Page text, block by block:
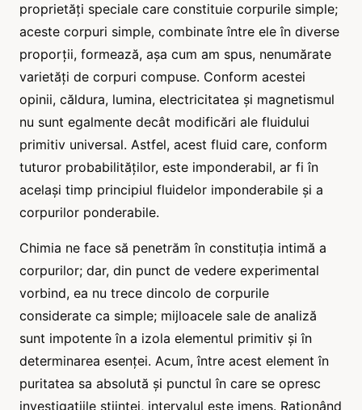
proprietăți speciale care constituie corpurile simple;
aceste corpuri simple, combinate între ele în diverse
proporții, formează, așa cum am spus, nenumărate
varietăți de corpuri compuse. Conform acestei
opinii, căldura, lumina, electricitatea și magnetismul
nu sunt egalmente decât modificări ale fluidului
primitiv universal. Astfel, acest fluid care, conform
tuturor probabilităților, este imponderabil, ar fi în
același timp principiul fluidelor imponderabile și a
corpurilor ponderabile.
Chimia ne face să penetrăm în constituția intimă a
corpurilor; dar, din punct de vedere experimental
vorbind, ea nu trece dincolo de corpurile
considerate ca simple; mijloacele sale de analiză
sunt impotente în a izola elementul primitiv și în
determinarea esenței. Acum, între acest element în
puritatea sa absolută și punctul în care se opresc
investigațiile științei, intervalul este imens. Raționând